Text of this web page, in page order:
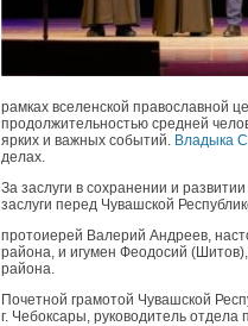
рамках вселенской православной
продолжительностью средней
ярких и важных событий. Владыка
делах.
За заслуги в сохранении и
заслуги перед Чувашской
протоиерей Валерий Андреев,
района, и игумен Феодосий
района.
Почетной грамотой Чувашской
г. Чебоксары, руководитель